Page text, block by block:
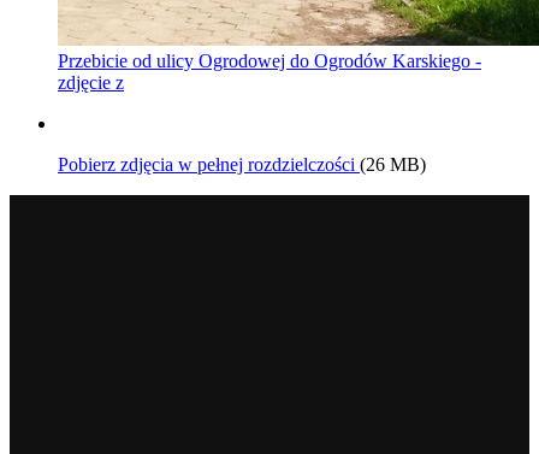
Przebicie od ulicy Ogrodowej do Ogrodów Karskiego -
zdjęcie z
Pobierz zdjęcia w pełnej rozdzielczości (26 MB)